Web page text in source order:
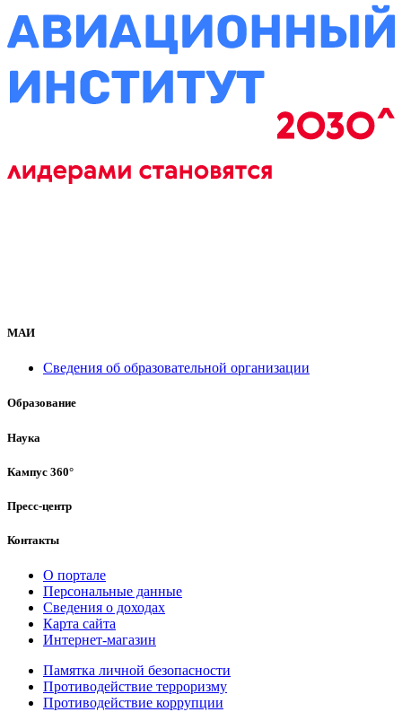
МАИ
Сведения об образовательной организации
Образование
Наука
Кампус 360°
Пресс-центр
Контакты
О портале
Персональные данные
Сведения о доходах
Карта сайта
Интернет-магазин
Памятка личной безопасности
Противодействие терроризму
Противодействие коррупции